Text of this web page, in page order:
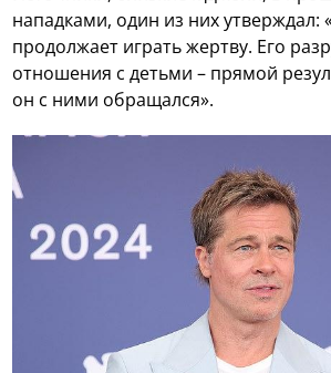
нападками, один из них утверждал:
продолжает играть жертву. Его
отношения с детьми – прямой
он с ними обращался».